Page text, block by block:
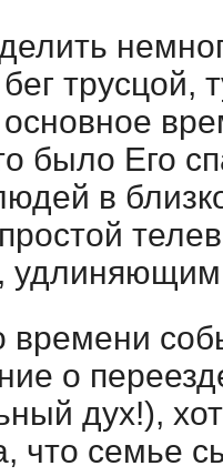
трусцой,
было Его
в
времени
о
дух!),
что семье